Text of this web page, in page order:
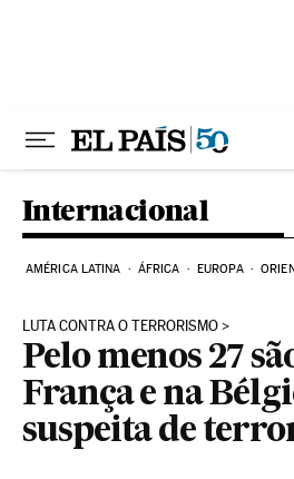
Internacional
AMÉRICA LATINA ÁFRICA EUROPA
LUTA CONTRA O TERRORISMO
Pelo menos 27
França e na
suspeita de